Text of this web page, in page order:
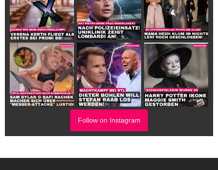
Follow on Instagram